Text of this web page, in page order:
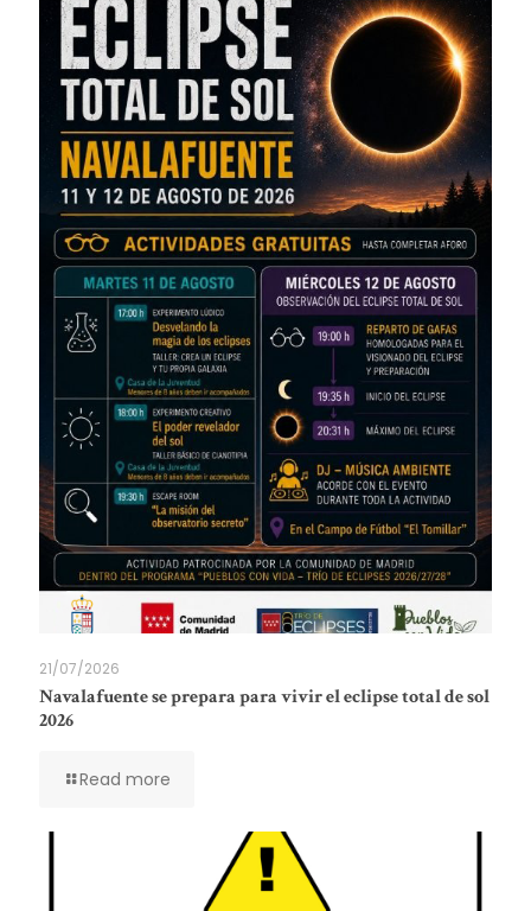
21/07/2026
Navalafuente se prepara para vivir el eclipse total de sol
2026
Read more